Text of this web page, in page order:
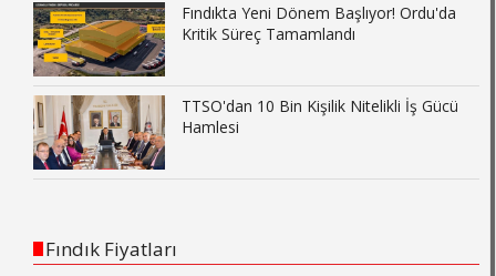
Fındıkta Yeni Dönem Başlıyor! Ordu'da
Kritik Süreç Tamamlandı
TTSO'dan 10 Bin Kişilik Nitelikli İş Gücü
Hamlesi
Fındık Fiyatları